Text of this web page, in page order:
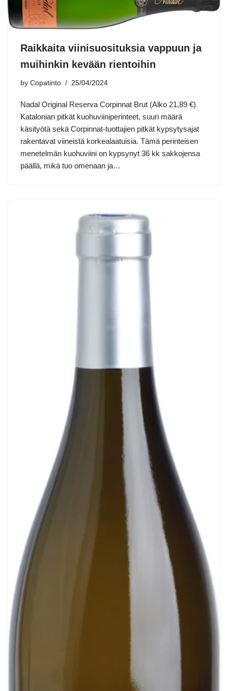
Raikkaita viinisuosituksia vappuun ja
muihinkin kevään rientoihin
by Copatinto 25/04/2024
Nadal Original Reserva Corpinnat Brut (Alko 21,89 €)
Katalonian pitkät kuohuviiniperinteet, suuri määrä
käsityötä sekä Corpinnat-tuottajien pitkät kypsytysajat
rakentavat viineistä korkealaatuisia. Tämä perinteisen
menetelmän kuohuviini on kypsynyt 36 kk sakkojensa
päällä, mikä tuo omenaan ja…